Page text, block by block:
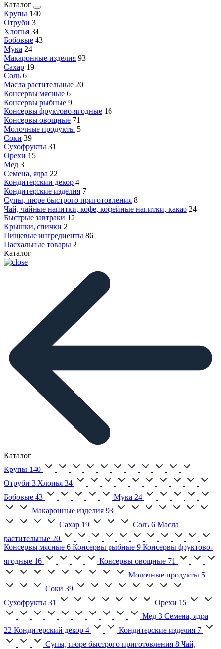
Каталог
Крупы 140
Отруби 3
Хлопья 34
Бобовые 43
Мука 24
Макаронные изделия 93
Сахар 19
Соль 6
Масла растительные 20
Консервы мясные 6
Консервы рыбные 9
Консервы фруктово-ягодные 16
Консервы овощные 71
Молочные продукты 5
Соки 39
Сухофрукты 31
Орехи 15
Мед 3
Семена, ядра 22
Кондитерский декор 4
Кондитерские изделия 7
Супы, пюре быстрого приготовления 8
Чай, чайные напитки, кофе, кофейные напитки, какао 24
Быстрые завтраки 12
Крышки, спички 2
Пищевые ингредиенты 86
Пасхальные товары 2
Каталог
Каталог
Крупы 140
Отруби 3 Хлопья 34
Бобовые 43 Мука 24
Макаронные изделия 93
Сахар 19 Соль 6 Масла
растительные 20
Консервы мясные 6 Консервы рыбные 9 Консервы фруктово-
ягодные 16 Консервы овощные 71
Молочные продукты 5
Соки 39
Сухофрукты 31 Орехи 15
Мед 3 Семена, ядра
22 Кондитерский декор 4 Кондитерские изделия 7
Супы, пюре быстрого приготовления 8 Чай,